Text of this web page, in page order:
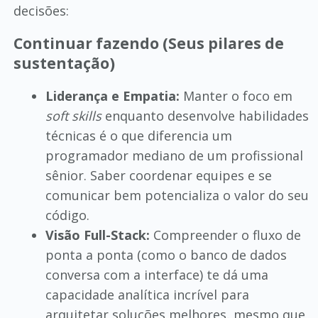
decisões:
Continuar fazendo (Seus pilares de
sustentação)
Liderança e Empatia: Manter o foco em
soft skillsenquanto desenvolve habilidades
técnicas é o que diferencia um
programador mediano de um profissional
sênior. Saber coordenar equipes e se
comunicar bem potencializa o valor do seu
código.
Visão Full-Stack: Compreender o fluxo de
ponta a ponta (como o banco de dados
conversa com a interface) te dá uma
capacidade analítica incrível para
arquitetar soluções melhores, mesmo que